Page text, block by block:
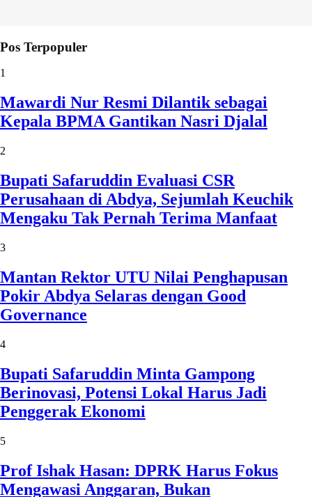
Pos Terpopuler
1
Mawardi Nur Resmi Dilantik sebagai
Kepala BPMA Gantikan Nasri Djalal
2
Bupati Safaruddin Evaluasi CSR
Perusahaan di Abdya, Sejumlah Keuchik
Mengaku Tak Pernah Terima Manfaat
3
Mantan Rektor UTU Nilai Penghapusan
Pokir Abdya Selaras dengan Good
Governance
4
Bupati Safaruddin Minta Gampong
Berinovasi, Potensi Lokal Harus Jadi
Penggerak Ekonomi
5
Prof Ishak Hasan: DPRK Harus Fokus
Mengawasi Anggaran, Bukan